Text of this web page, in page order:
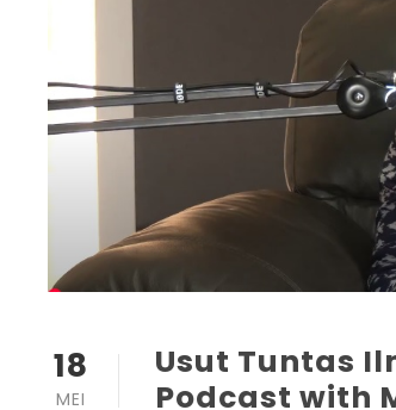
18
MEI
Usut Tuntas
Podcast with